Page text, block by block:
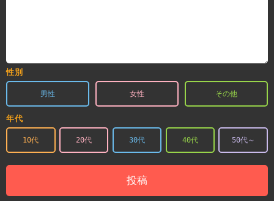
性別
男性 女性 その他
年代
10代 20代 30代 40代 50代～
投稿